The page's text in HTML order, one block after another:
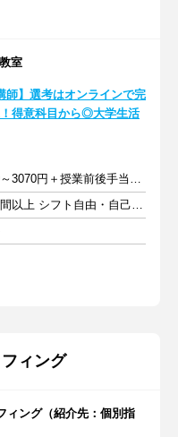
室
師】選考はオンラインで完
得意科目から◎大学生活
1コマ（80分）1680～3070円＋授業前後手当500円＋交通費全額支給
週1日以上 1日1.5時間以上 シフト自由・自己申告
ィング
ィング（紹介先：個別指